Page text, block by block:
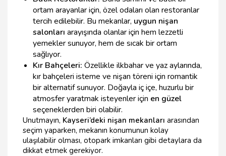
ortam arayanlar için, özel odaları olan restoranlar
tercih edilebilir. Bu mekanlar, uygun nişan
salonları arayışında olanlar için hem lezzetli
yemekler sunuyor, hem de sıcak bir ortam
sağlıyor.
Kır Bahçeleri: Özellikle ilkbahar ve yaz aylarında,
kır bahçeleri isteme ve nişan töreni için romantik
bir alternatif sunuyor. Doğayla iç içe, huzurlu bir
atmosfer yaratmak isteyenler için en güzel
seçeneklerden biri olabilir.
Unutmayın, Kayseri’deki nişan mekanları arasından
seçim yaparken, mekanın konumunun kolay
ulaşılabilir olması, otopark imkanları gibi detaylara da
dikkat etmek gerekiyor.